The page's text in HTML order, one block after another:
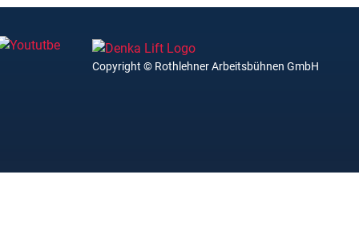
Copyright © Rothlehner Arbeitsbühnen GmbH